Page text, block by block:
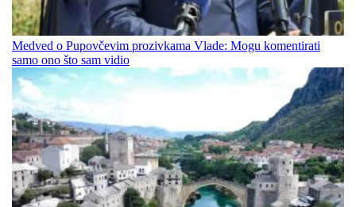
Medved o Pupovčevim prozivkama Vlade: Mogu komentirati
samo ono što sam vidio